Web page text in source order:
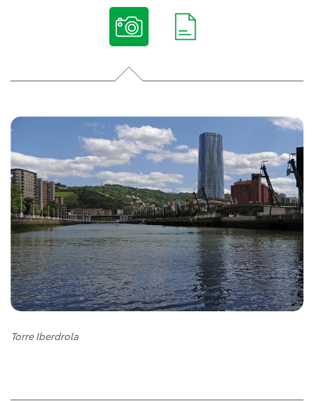
Torre Iberdrola